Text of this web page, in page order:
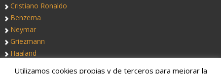
Cristiano Ronaldo
Benzema
Neymar
Griezmann
Haaland
Utilizamos cookies propias y de terceros para mejorar la